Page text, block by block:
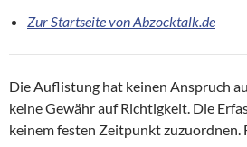
Zur Startseite von Abzocktalk.de
Die Auflistung hat keinen Anspruch
keine Gewähr auf Richtigkeit. Die
keinem festen Zeitpunkt zuzuordnen.